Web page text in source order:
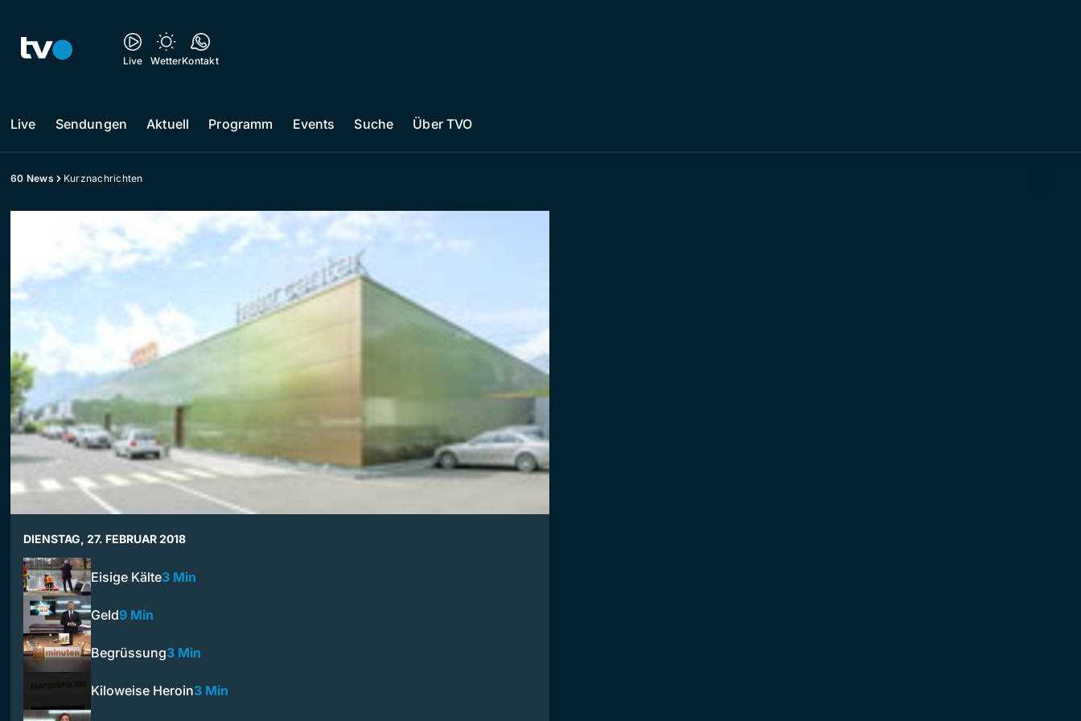
Live WetterKontakt
Live Sendungen Aktuell Programm Events Suche Über TVO
60 News Kurznachrichten
DIENSTAG, 27. FEBRUAR 2018
Eisige Kälte3 Min
Geld9 Min
Begrüssung3 Min
Kiloweise Heroin3 Min